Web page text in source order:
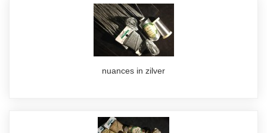
nuances in zilver